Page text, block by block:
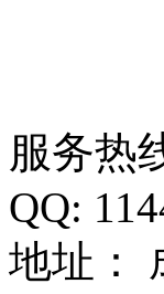
服务热
QQ:
地址：